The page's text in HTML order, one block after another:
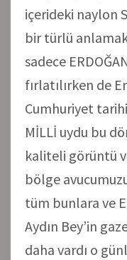
içerideki naylon
bir türlü
sadece
fırlatılırken de
Cumhuriyet
MİLLİ uydu bu
kaliteli görüntü
bölge
tüm bunlara ve
Aydın Bey’in
daha vardı o